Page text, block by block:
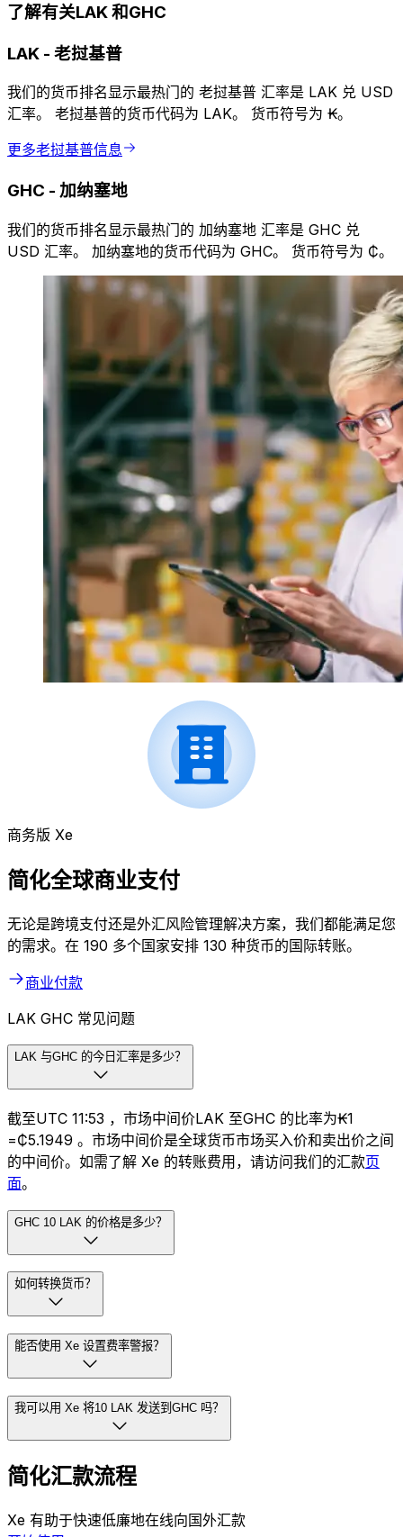
了解有关LAK 和GHC
LAK - 老挝基普
我们的货币排名显示最热门的 老挝基普 汇率是 LAK 兑 USD
汇率。 老挝基普的货币代码为 LAK。 货币符号为 ₭。
更多老挝基普信息
GHC - 加纳塞地
我们的货币排名显示最热门的 加纳塞地 汇率是 GHC 兑
USD 汇率。 加纳塞地的货币代码为 GHC。 货币符号为 ₵。
商务版 Xe
简化全球商业支付
无论是跨境支付还是外汇风险管理解决方案，我们都能满足您
的需求。在 190 多个国家安排 130 种货币的国际转账。
商业付款
LAK GHC 常见问题
LAK 与GHC 的今日汇率是多少？
截至UTC 11:53 ，市场中间价LAK 至GHC 的比率为₭1
=₵5.1949 。市场中间价是全球货币市场买入价和卖出价之间
的中间价。如需了解 Xe 的转账费用，请访问我们的汇款页
面。
GHC 10 LAK 的价格是多少？
如何转换货币？
能否使用 Xe 设置费率警报？
我可以用 Xe 将10 LAK 发送到GHC 吗？
简化汇款流程
Xe 有助于快速低廉地在线向国外汇款